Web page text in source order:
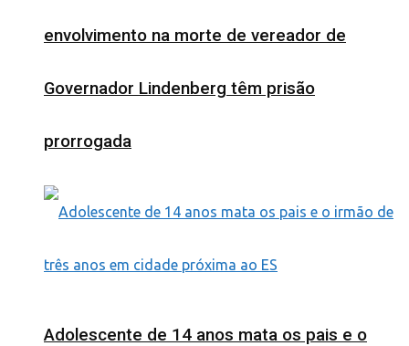
envolvimento na morte de vereador de
Governador Lindenberg têm prisão
prorrogada
Adolescente de 14 anos mata os pais e o